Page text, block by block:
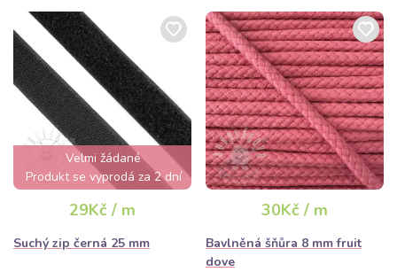
Velmi žádané
Produkt se vyprodá za 2 dní
29Kč / m
Suchý zip černá 25 mm
30Kč / m
Bavlněná šňůra 8 mm fruit
dove